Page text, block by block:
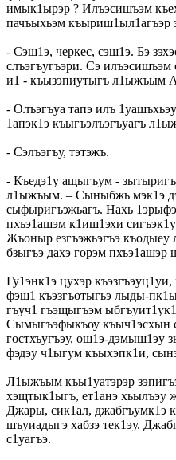
имык1ырэр ? Илъэсишъэм
пачъыхьэм къыриш1ыл1агъэр
- Сэш1э, черкес, сэш1э. Бэ
слъэгъугъэри. Сэ илъэсишъэм
и1 - къызэпиутыгъ л1ыжъым
- Олъэгъуа тапэ илъ
1апэк1э къыгъэлъэгъуагъ
- Сэлъэгъу, тэтэжъ.
- Къедэ1у ащыгъум -
л1ыжъым. – Сыныбжь мэк1э
сыфыригъэжьагъ. Нахь
пхъэ1ашэм к1иш1эхи
Жъоныр езгъэжьэгъэ къодыеу
бзыгъэ дахэ горэм пхъэ1ашэр
Гу1энк1э цухэр
фэш1 къэзгъотыгьэ лыды-
гъуч1 гъэщыгъэм
Сымыгъэфыкъоу къыч1эсхын
гостхъугъэу, ош1э-дэмыш1эу
фэдэу ч1ыгум къыхэпк1и,
Л1ыжъым къы1уатэрэр
хэщтык1ыгъ, ет1анэ
Джары, сик1ал, джабгъумк1э
шъуиадыгэ хабзэ тек1эу.
с1уагъэ.